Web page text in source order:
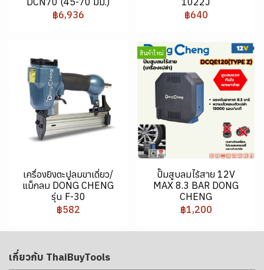
฿6,936
฿640
เครื่องยิงตะปูลมขาเดี่ยว/
แม็กลม DONG CHENG
รุ่น F-30
฿582
สินค้าใหม่
ปั๊มสูบลมไร้สาย 12V
MAX 8.3 BAR DONG
CHENG
฿1,200
เกี่ยวกับ ThaiBuyTools